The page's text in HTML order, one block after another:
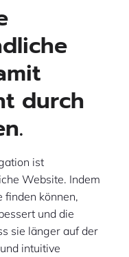
durch
ist
Website. Indem
finden können,
und die
sie länger auf der
intuitive